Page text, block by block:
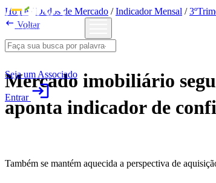
Seja um Associado
Entrar login
Home/Dados de Mercado /Indicador Mensal /
 Voltar
3ºTrimestre 2021
Mercado imobiliário
aponta indicador de
Também se mantém aquecida a perspectiva de